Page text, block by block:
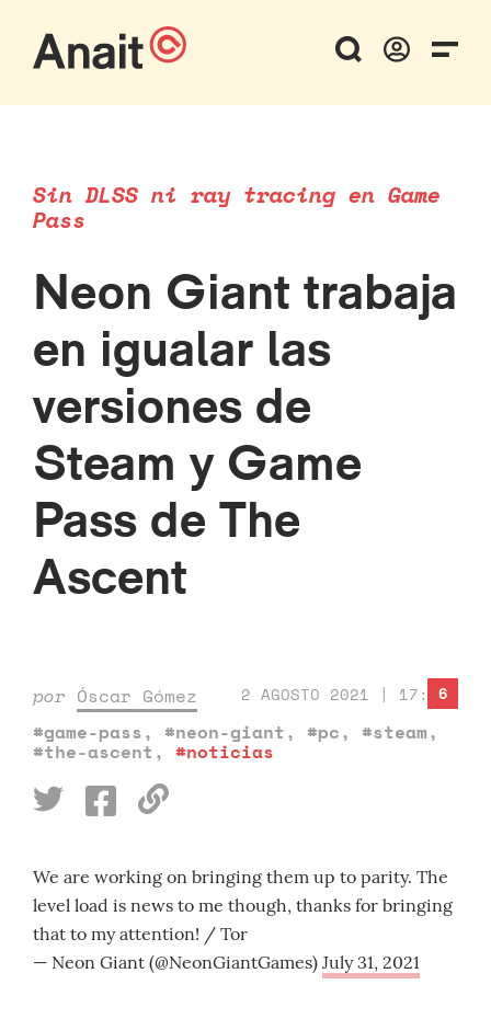
Sin DLSS ni ray tracing en Game
Pass
Neon Giant trabaja
en igualar las
versiones de
Steam y Game
Pass de The
Ascent
por Óscar Gómez 2 AGOSTO 2021 | 17:00
#game-pass, #neon-giant, #pc, #steam,
#the-ascent, #noticias
6
We are working on bringing them up to parity. The
level load is news to me though, thanks for bringing
that to my attention! / Tor
— Neon Giant (@NeonGiantGames) July 31, 2021